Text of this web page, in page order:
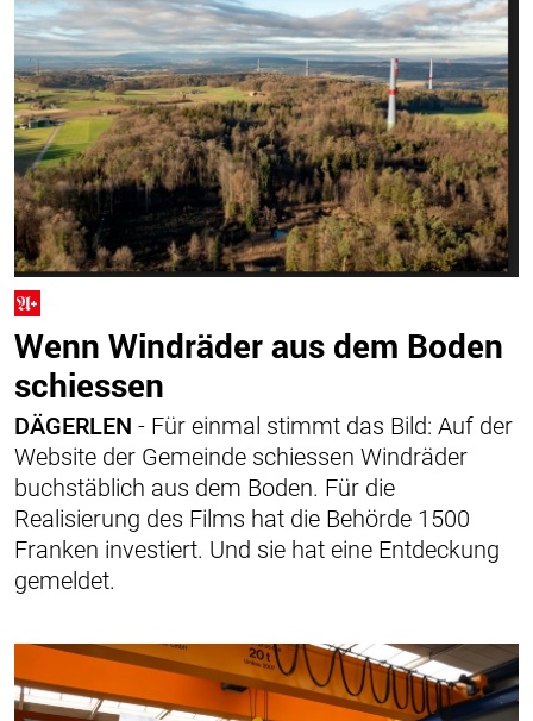
Wenn Windräder aus dem Boden
schiessen
DÄGERLEN - Für einmal stimmt das Bild: Auf der
Website der Gemeinde schiessen Windräder
buchstäblich aus dem Boden. Für die
Realisierung des Films hat die Behörde 1500
Franken investiert. Und sie hat eine Entdeckung
gemeldet.